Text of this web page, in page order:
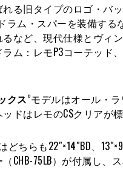
る旧タイプのロゴ・バ
ラム・スパーを装備す
など、現代仕様とヴィ
ラム：レモP3コーテッド
クス”モデルはオール・
ドはレモのCSクリアが
どちらも22″×14″BD、
CHB-75LB）が付属し、